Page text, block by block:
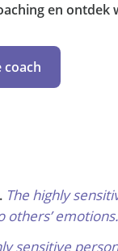
en ontdek
coach
The highly
others’ emotions.
sensitive